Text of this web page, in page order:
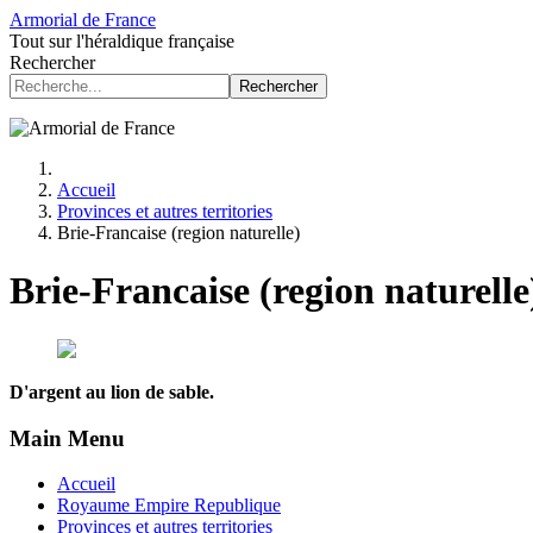
Armorial de France
Tout sur l'héraldique française
Rechercher
Rechercher
Accueil
Provinces et autres territories
Brie-Francaise (region naturelle)
Brie-Francaise (region
D'argent au lion de sable.
Main Menu
Accueil
Royaume Empire Republique
Provinces et autres territories